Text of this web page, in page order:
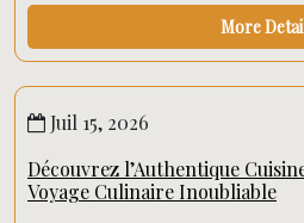
More
Juil 15, 2026
Découvrez l’Authentique
Voyage Culinaire Inoubliable